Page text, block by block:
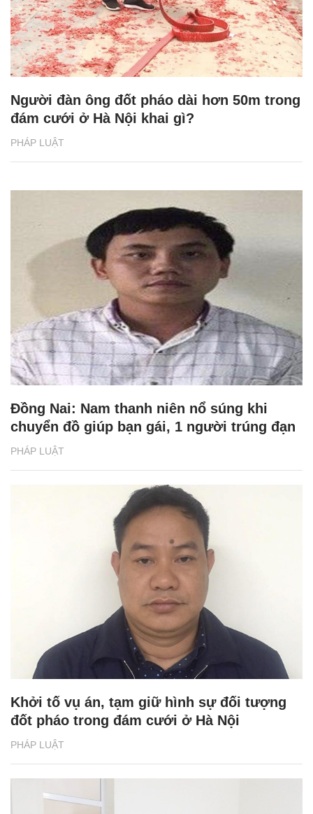
PHÁP LUẬT
Người đàn ông đốt pháo dài hơn 50m trong
đám cưới ở Hà Nội khai gì?
PHÁP LUẬT
Đồng Nai: Nam thanh niên nổ súng khi
chuyển đồ giúp bạn gái, 1 người trúng đạn
PHÁP LUẬT
Khởi tố vụ án, tạm giữ hình sự đối tượng
đốt pháo trong đám cưới ở Hà Nội